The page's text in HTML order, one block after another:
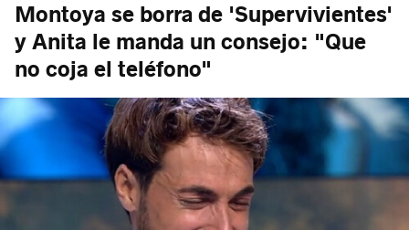
Montoya se borra de 'Supervivientes'
y Anita le manda un consejo: "Que
no coja el teléfono"